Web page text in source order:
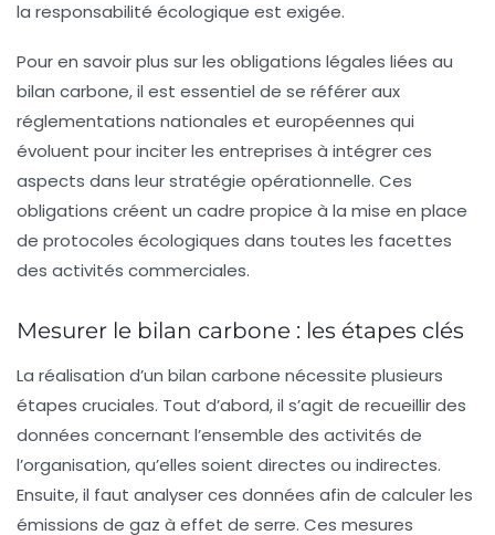
la responsabilité écologique est exigée.
Pour en savoir plus sur les obligations légales liées au
bilan carbone, il est essentiel de se référer aux
réglementations nationales et européennes qui
évoluent pour inciter les entreprises à intégrer ces
aspects dans leur stratégie opérationnelle. Ces
obligations créent un cadre propice à la mise en place
de protocoles écologiques dans toutes les facettes
des activités commerciales.
Mesurer le bilan carbone : les étapes clés
La réalisation d’un bilan carbone nécessite plusieurs
étapes cruciales. Tout d’abord, il s’agit de recueillir des
données concernant l’ensemble des activités de
l’organisation, qu’elles soient directes ou indirectes.
Ensuite, il faut analyser ces données afin de calculer les
émissions de gaz à effet de serre. Ces mesures